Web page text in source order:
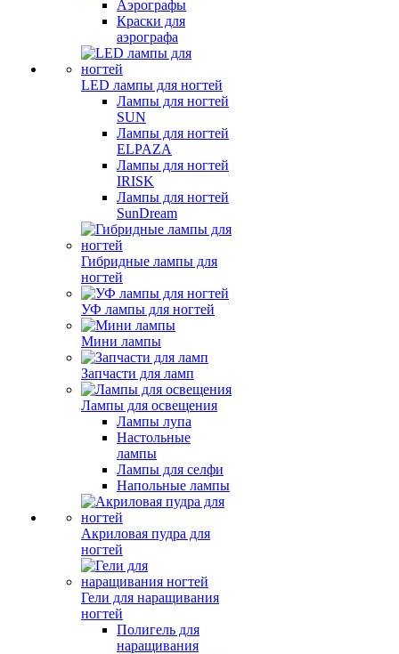
Аэрографы
Краски для
аэрографа
LED лампы для ногтей
Лампы для ногтей
SUN
Лампы для ногтей
ELPAZA
Лампы для ногтей
IRISK
Лампы для ногтей
SunDream
Гибридные лампы для
ногтей
УФ лампы для ногтей
Мини лампы
Запчасти для ламп
Лампы для освещения
Лампы лупа
Настольные
лампы
Лампы для селфи
Напольные лампы
Акриловая пудра для
ногтей
Гели для наращивания
ногтей
Полигель для
наращивания